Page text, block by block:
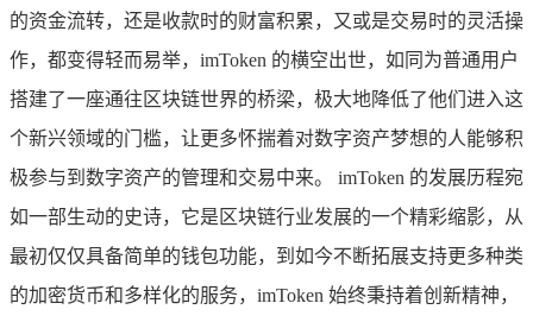
的资金流转，还是收款时的财富积累，又或是交易时的灵活操
作，都变得轻而易举，imToken 的横空出世，如同为普通用户
搭建了一座通往区块链世界的桥梁，极大地降低了他们进入这
个新兴领域的门槛，让更多怀揣着对数字资产梦想的人能够积
极参与到数字资产的管理和交易中来。 imToken 的发展历程宛
如一部生动的史诗，它是区块链行业发展的一个精彩缩影，从
最初仅仅具备简单的钱包功能，到如今不断拓展支持更多种类
的加密货币和多样化的服务，imToken 始终秉持着创新精神，